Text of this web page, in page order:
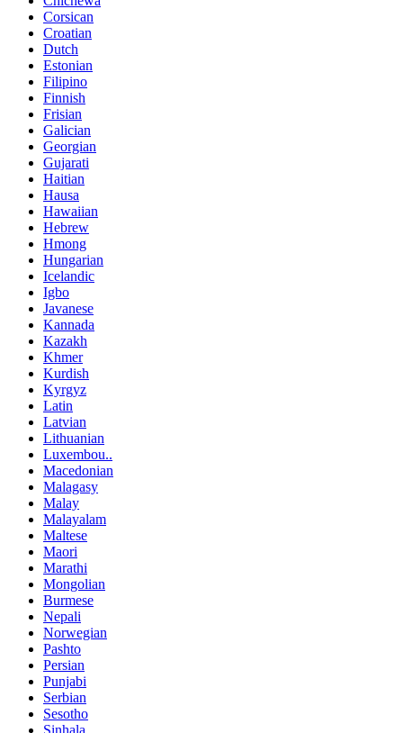
Corsican
Croatian
Dutch
Estonian
Filipino
Finnish
Frisian
Galician
Georgian
Gujarati
Haitian
Hausa
Hawaiian
Hebrew
Hmong
Hungarian
Icelandic
Igbo
Javanese
Kannada
Kazakh
Khmer
Kurdish
Kyrgyz
Latin
Latvian
Lithuanian
Luxembou..
Macedonian
Malagasy
Malay
Malayalam
Maltese
Maori
Marathi
Mongolian
Burmese
Nepali
Norwegian
Pashto
Persian
Punjabi
Serbian
Sesotho
Sinhala